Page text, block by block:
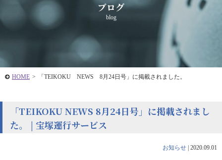
ブログ
blog
HOME > 「TEIKOKU NEWS 8月24日号」に掲載されました。
「TEIKOKU NEWS 8月24日号」に掲載されまし
た。 | 宝塚運行サービス
お知らせ 2020.09.01